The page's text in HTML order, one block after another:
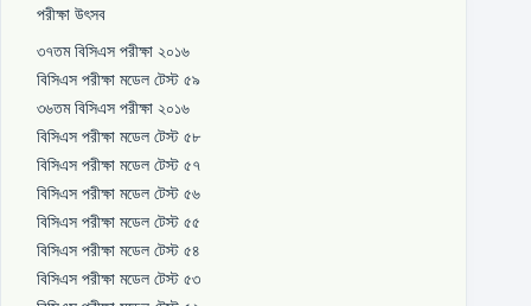
পরীক্ষা উৎসব
৩৭তম বিসিএস পরীক্ষা ২০১৬
বিসিএস পরীক্ষা মডেল টেস্ট ৫৯
৩৬তম বিসিএস পরীক্ষা ২০১৬
বিসিএস পরীক্ষা মডেল টেস্ট ৫৮
বিসিএস পরীক্ষা মডেল টেস্ট ৫৭
বিসিএস পরীক্ষা মডেল টেস্ট ৫৬
বিসিএস পরীক্ষা মডেল টেস্ট ৫৫
বিসিএস পরীক্ষা মডেল টেস্ট ৫৪
বিসিএস পরীক্ষা মডেল টেস্ট ৫৩